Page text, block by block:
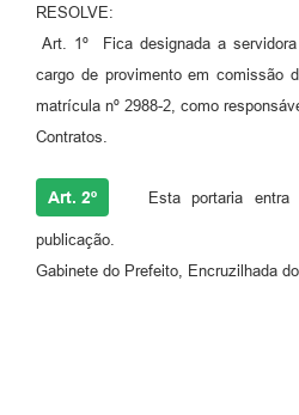
Galeria de Fotos
Negócios
RESOLVE:
Art. 1º Fica designada a servidora
cargo de provimento em comissão
matrícula nº 2988-2, como
Contratos.
Art. 2º Esta portaria entra
publicação.
Gabinete do Prefeito, Encruzilhada